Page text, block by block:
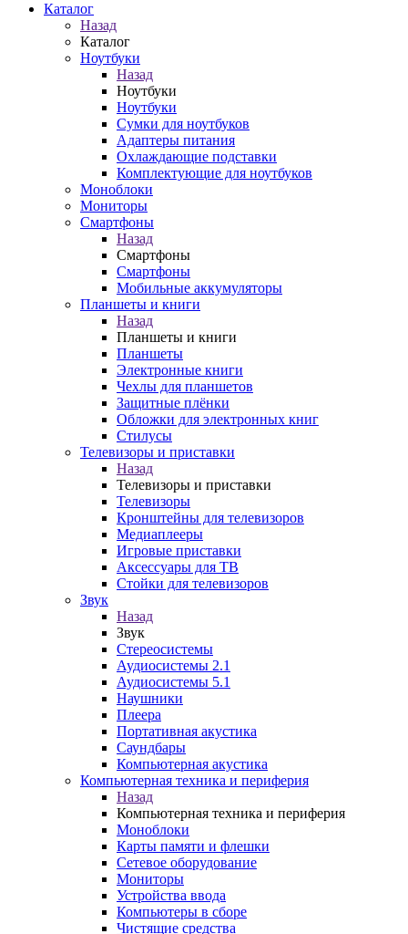
Каталог
Назад
Каталог
Ноутбуки
Назад
Ноутбуки
Ноутбуки
Сумки для ноутбуков
Адаптеры питания
Охлаждающие подставки
Комплектующие для ноутбуков
Моноблоки
Мониторы
Смартфоны
Назад
Смартфоны
Смартфоны
Мобильные аккумуляторы
Планшеты и книги
Назад
Планшеты и книги
Планшеты
Электронные книги
Чехлы для планшетов
Защитные плёнки
Обложки для электронных книг
Стилусы
Телевизоры и приставки
Назад
Телевизоры и приставки
Телевизоры
Кронштейны для телевизоров
Медиаплееры
Игровые приставки
Аксессуары для ТВ
Стойки для телевизоров
Звук
Назад
Звук
Стереосистемы
Аудиосистемы 2.1
Аудиосистемы 5.1
Наушники
Плеера
Портативная акустика
Саундбары
Компьютерная акустика
Компьютерная техника и периферия
Назад
Компьютерная техника и периферия
Моноблоки
Карты памяти и флешки
Сетевое оборудование
Мониторы
Устройства ввода
Компьютеры в сборе
Чистящие средства